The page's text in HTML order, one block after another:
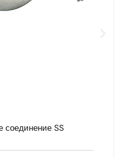
соединение SS